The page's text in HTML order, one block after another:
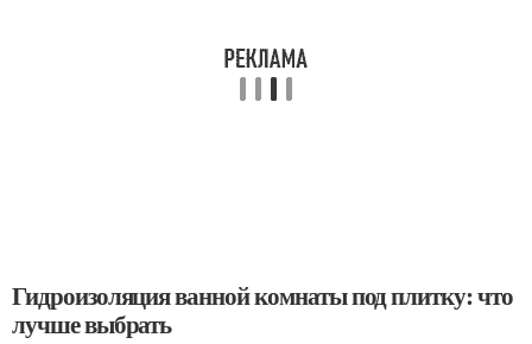
Гидроизоляция ванной комнаты под плитку: что
лучше выбрать